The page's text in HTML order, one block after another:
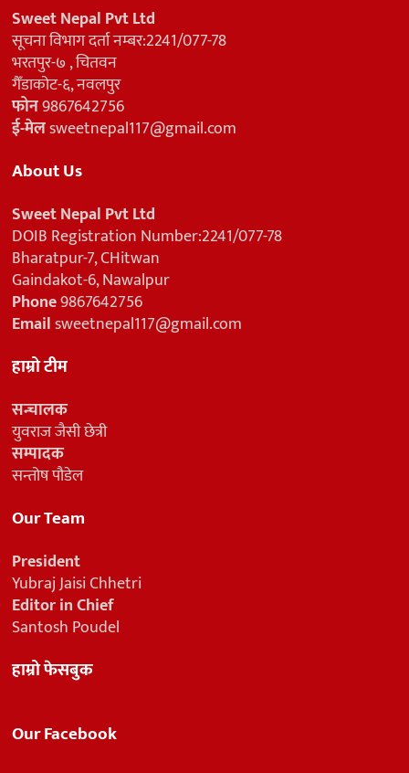
Sweet Nepal Pvt Ltd
सूचना विभाग दर्ता नम्बर:2241/077-78
भरतपुर-७ , चितवन
गैँडाकोट-६, नवलपुर
फोन9867642756
ई-मेलsweetnepal117@gmail.com
About Us
Sweet Nepal Pvt Ltd
DOIB Registration Number:2241/077-78
Bharatpur-7, CHitwan
Gaindakot-6, Nawalpur
Phone9867642756
Emailsweetnepal117@gmail.com
हाम्रो टीम
सन्चालक
युवराज जैसी छेत्री
सम्पादक
सन्तोष पौडेल
Our Team
President
Yubraj Jaisi Chhetri
Editor in Chief
Santosh Poudel
हाम्रो फेसबुक
Our Facebook